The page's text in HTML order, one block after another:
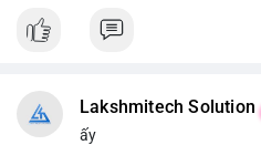
phiếu kho bạc và chỉ số USD có
$btc
Lakshmitech Solution
ấy